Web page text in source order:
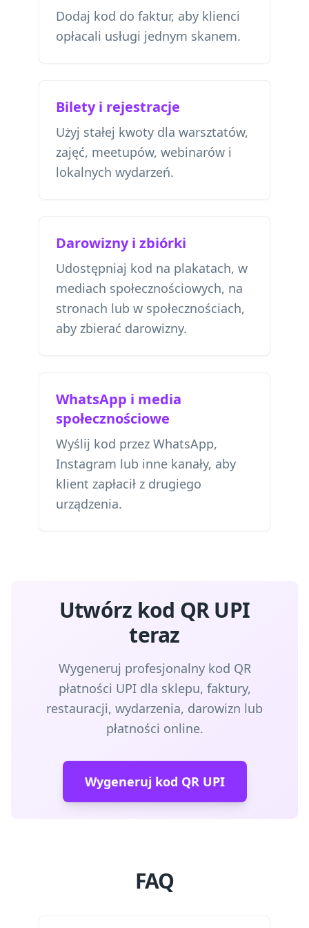
Dodaj kod do faktur, aby klienci
opłacali usługi jednym skanem.
Bilety i rejestracje
Użyj stałej kwoty dla warsztatów,
zajęć, meetupów, webinarów i
lokalnych wydarzeń.
Darowizny i zbiórki
Udostępniaj kod na plakatach, w
mediach społecznościowych, na
stronach lub w społecznościach,
aby zbierać darowizny.
WhatsApp i media
społecznościowe
Wyślij kod przez WhatsApp,
Instagram lub inne kanały, aby
klient zapłacił z drugiego
urządzenia.
Utwórz kod QR UPI
teraz
Wygeneruj profesjonalny kod QR
płatności UPI dla sklepu, faktury,
restauracji, wydarzenia, darowizn lub
płatności online.
Wygeneruj kod QR UPI
FAQ